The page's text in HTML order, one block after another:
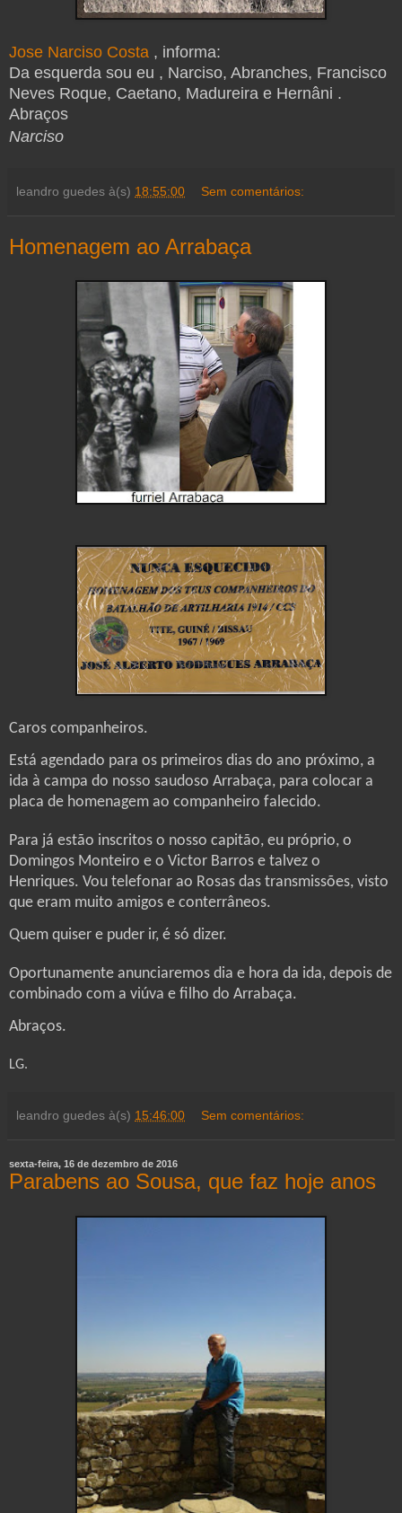
Jose Narciso Costa , informa:
Da esquerda sou eu , Narciso, Abranches, Francisco
Neves Roque, Caetano, Madureira e Hernâni .
Abraços
Narciso
leandro guedes à(s) 18:55:00 Sem comentários:
Homenagem ao Arrabaça
Caros companheiros.
Está agendado para os primeiros dias do ano próximo, a
ida à campa do nosso saudoso Arrabaça, para colocar a
placa de homenagem ao companheiro falecido.
Para já estão inscritos o nosso capitão, eu próprio, o
Domingos Monteiro e o Victor Barros e talvez o
Henriques. Vou telefonar ao Rosas das transmissões, visto
que eram muito amigos e conterrâneos.
Quem quiser e puder ir, é só dizer.
Oportunamente anunciaremos dia e hora da ida, depois de
combinado com a viúva e filho do Arrabaça.
Abraços.
LG.
leandro guedes à(s) 15:46:00 Sem comentários:
sexta-feira, 16 de dezembro de 2016
Parabens ao Sousa, que faz hoje anos